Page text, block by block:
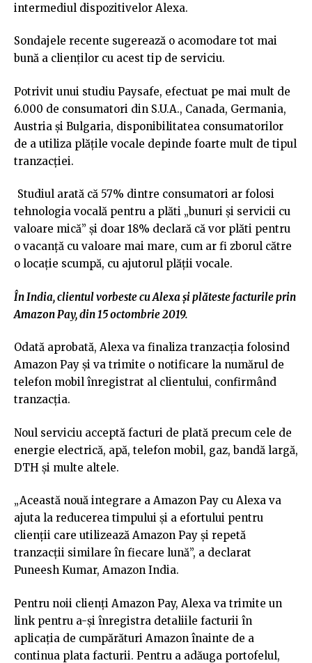
intermediul dispozitivelor Alexa.
Sondajele recente sugerează o acomodare tot mai
bună a clienților cu acest tip de serviciu.
Potrivit unui studiu Paysafe, efectuat pe mai mult de
6.000 de consumatori din S.U.A., Canada, Germania,
Austria și Bulgaria, disponibilitatea consumatorilor
de a utiliza plățile vocale depinde foarte mult de tipul
tranzacției.
Studiul arată că 57% dintre consumatori ar folosi
tehnologia vocală pentru a plăti „bunuri și servicii cu
valoare mică” și doar 18% declară că vor plăti pentru
o vacanță cu valoare mai mare, cum ar fi zborul către
o locație scumpă, cu ajutorul plății vocale.
În India, clientul vorbeste cu Alexa și plăteste facturile prin
Amazon Pay, din 15 octombrie 2019.
Odată aprobată, Alexa va finaliza tranzacția folosind
Amazon Pay și va trimite o notificare la numărul de
telefon mobil înregistrat al clientului, confirmând
tranzacția.
Noul serviciu acceptă facturi de plată precum cele de
energie electrică, apă, telefon mobil, gaz, bandă largă,
DTH și multe altele.
„Această nouă integrare a Amazon Pay cu Alexa va
ajuta la reducerea timpului și a efortului pentru
clienții care utilizează Amazon Pay și repetă
tranzacții similare în fiecare lună”, a declarat
Puneesh Kumar, Amazon India.
Pentru noii clienți Amazon Pay, Alexa va trimite un
link pentru a-și înregistra detaliile facturii în
aplicația de cumpărături Amazon înainte de a
continua plata facturii. Pentru a adăuga portofelul,